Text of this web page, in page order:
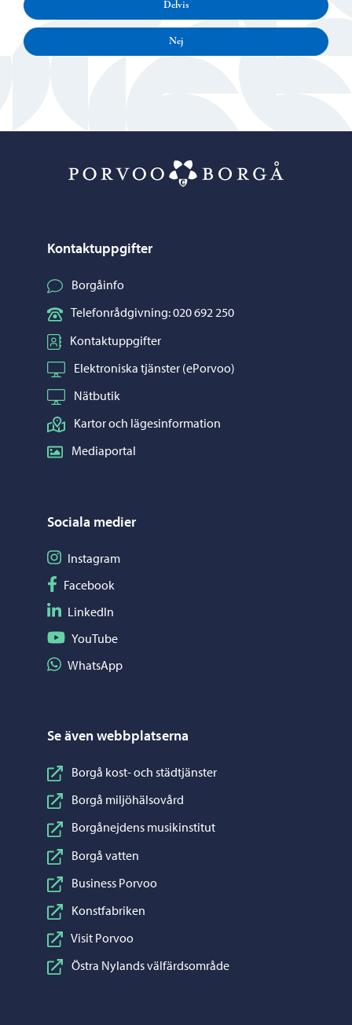
Delvis
Nej
Kontaktuppgifter
Borgåinfo
Telefonrådgivning: 020 692 250
Kontaktuppgifter
Elektroniska tjänster (ePorvoo)
Nätbutik
Kartor och lägesinformation
Mediaportal
Sociala medier
Följ på Instagram
Instagram
Följ på Facebook
Facebook
Följ på LinkedIn
LinkedIn
Följ på YouTube
YouTube
Dela på WhatsApp
WhatsApp
Se även webbplatserna
Borgå kost- och städtjänster
Borgå miljöhälsovård
Borgånejdens musikinstitut
Borgå vatten
Business Porvoo
Konstfabriken
Visit Porvoo
Östra Nylands välfärdsområde